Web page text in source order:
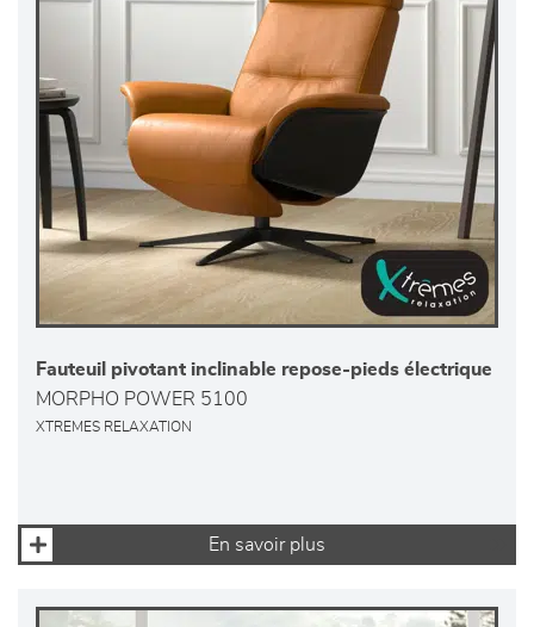
Fauteuil pivotant inclinable repose-pieds électrique
MORPHO POWER 5100
XTREMES RELAXATION
En savoir plus